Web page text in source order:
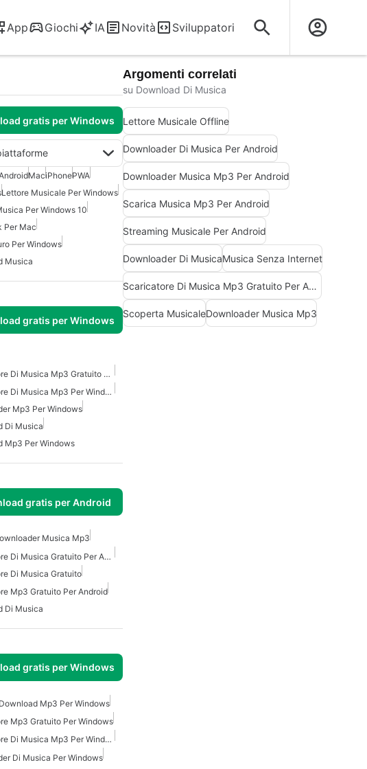
App Giochi IA Novità Sviluppatori
gratis per Windows
MaciPhonePWA
Lettore Musicale Per Windows
Per Windows 10
Per Mac
Per Windows
Musica
gratis per Windows
Scaricatore Di Musica Mp3 Gratuito Per Windows
Scaricatore Di Musica Mp3 Per Windows
Mp3 Per Windows
Di Musica
Mp3 Per Windows
gratis per Android
Musica Mp3
Scaricatore Di Musica Gratuito Per Android
Di Musica Gratuito
Mp3 Gratuito Per Android
Di Musica
gratis per Windows
Download Mp3 Per Windows
Mp3 Gratuito Per Windows
Scaricatore Di Musica Mp3 Per Windows
Di Musica Per Windows
Argomenti correlati
su Download Di Musica
Lettore Musicale Offline
Downloader Di Musica Per Android
Downloader Musica Mp3 Per Android
Scarica Musica Mp3 Per Android
Streaming Musicale Per Android
Downloader Di MusicaMusica Senza Internet
Scaricatore Di Musica Mp3 Gratuito Per Android
Scoperta MusicaleDownloader Musica Mp3